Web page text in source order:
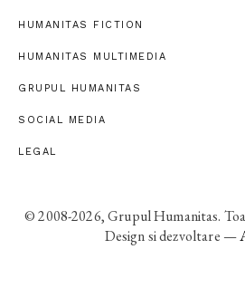
HUMANITAS FICTION
HUMANITAS MULTIMEDIA
GRUPUL HUMANITAS
SOCIAL MEDIA
LEGAL
© 2008-2026, Grupul Humanitas.
Design si dezvoltare —